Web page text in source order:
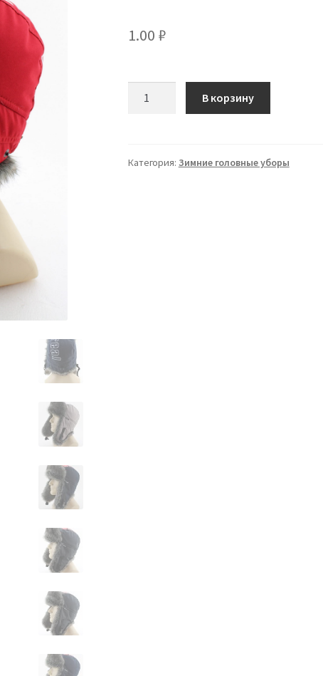
1.00 ₽
Карелия
В корзину
Категория: Зимние головные уборы